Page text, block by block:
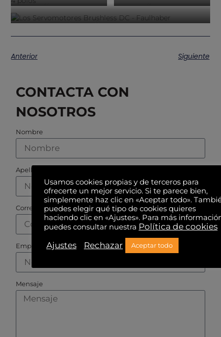
https://www.elmeq-
motion.es/productos/brushless-
bp4-faulhaber
https://www.elmeq-
motion.es/marca/
https://www.elmeq-
motion.es/productos/servomotores-
Anterior
Siguiente
CONTACTA CON
NOSOTROS
Nombre
Apellidos
Correo electrónico
Empresa
Mensaje
Usamos cookies propias y de terceros para
ofrecerte un mejor servicio. Si te parece bien,
simplemente haz clic en «Aceptar todo».
puedes elegir qué tipo de cookies quieres
haciendo clic en «Ajustes». Para más
puedes consultar nuestra Política de cookies
Ajustes
Rechazar Aceptar todo